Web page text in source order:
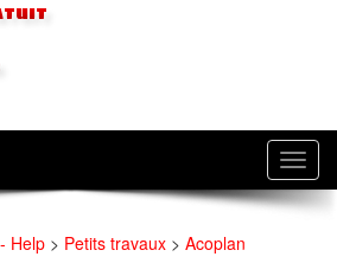
Help > Petits travaux > Acoplan